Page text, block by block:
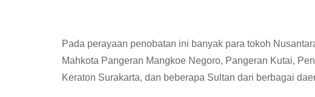
Pada perayaan penobatan ini banyak para tokoh
Mahkota Pangeran Mangkoe Negoro, Pangeran Kutai,
Keraton Surakarta, dan beberapa Sultan dari berbagai